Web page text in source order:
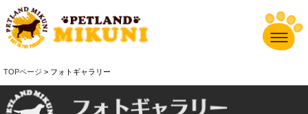
TOPページ > フォトギャラリー